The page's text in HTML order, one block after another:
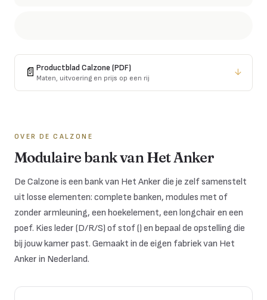
📄 ProductbladCalzone(PDF)
Maten, uitvoering en prijs op een rij
↓
OVER DE CALZONE
Modulaire bank van Het Anker
De Calzone is een bank van Het Anker die je zelf samenstelt
uit losse elementen: complete banken, modules met of
zonder armleuning, een hoekelement, een longchair en een
poef. Kies leder (D/R/S) of stof () en bepaal de opstelling die
bij jouw kamer past. Gemaakt in de eigen fabriek van Het
Anker in Nederland.